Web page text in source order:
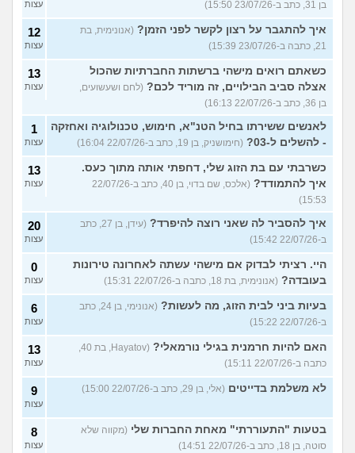
בן 31, כתב ב-23/07/26 15:50) עצות
איך להתגבר על רצון לקשר לפני הזמן? (אנונימית, בת
21, כתבה ב-23/07/26 15:39)
12
עצות
כשאתם רואים מישהי ברשתות החברתיות שהכול
אצלה סביב הבילויים, זה מוריד לכם? (לחם ושעשועים,
בן 36, כתב ב-22/07/26 16:13)
13
עצות
לאנשים ששירתו בחיל הטנ"א, חימוש, טכנולוגיה ואחזקה
- להשלים ל-03?
(חימושניק, בן 19, כתב ב-22/07/26 16:04)
1
עצות
כשרבתי עם בת הזוג שלי, דחפתי אותה מתוך כעס.
איך להתמודד?
(אלכס, שם בדוי, בן 40, כתב ב-22/07/26
15:53)
13
עצות
איך להסביר לה שאני רוצה להיפרד?
(עידן, בן 27, כתב
ב-22/07/26 15:42)
20
עצות
היי. רציתי לבדוק אם מישהי עשתה לאחרונה טירונות
בעובדה? (אנונימית, בת 18, כתבה ב-22/07/26 15:31)
0
עצות
בעיות ביני לבית הזוג, מה לעשות?
(אנונימי, בן 24, כתב
ב-22/07/26 15:22)
6
עצות
האם להיות חרמנית בגילי נורמאלי?
(Hayatov, בת 40,
כתבה ב-22/07/26 15:11)
13
עצות
לא משלמת בדייטים (אלי, בן 29, כתב ב-22/07/26 15:00) 9
עצות
בטעות "התעוררתי" מאחת החברות שלי (מקווה שלא
סוטה, בן 18, כתב ב-22/07/26 14:51)
8
עצות